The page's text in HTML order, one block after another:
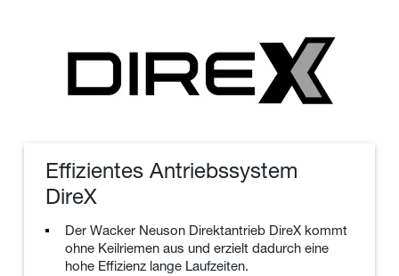
Effizientes Antriebssystem
DireX
Der Wacker Neuson Direktantrieb DireX kommt
ohne Keilriemen aus und erzielt dadurch eine
hohe Effizienz lange Laufzeiten.